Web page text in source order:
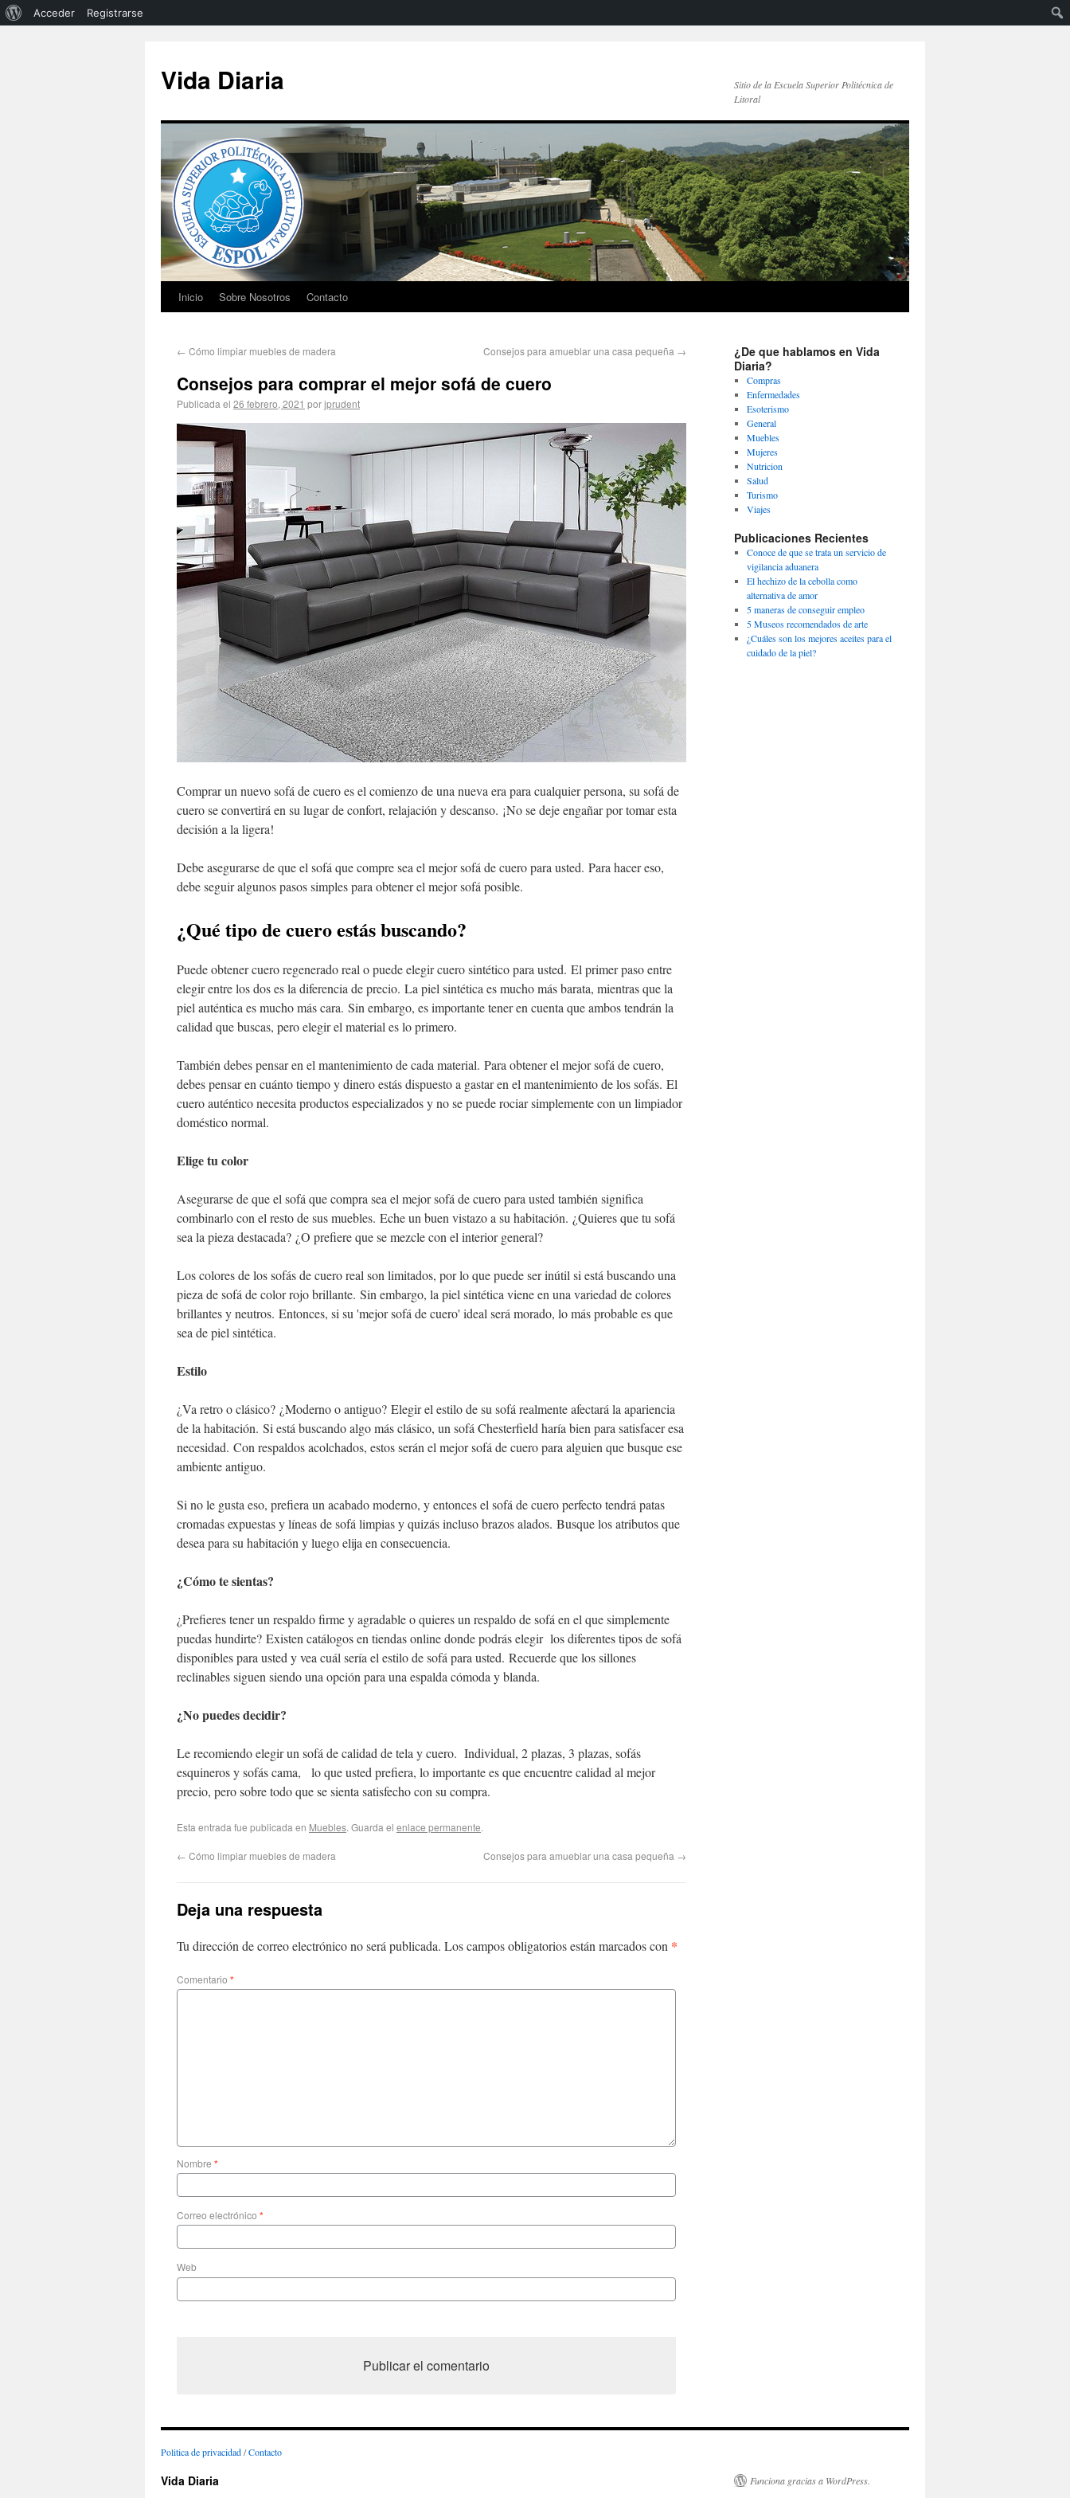
Vida Diaria
Sitio de la Escuela Superior Politécnica de
Litoral
Inicio Sobre Nosotros Contacto
← Cómo limpiar muebles de madera Consejos para amueblar una casa pequeña →
Consejos para comprar el mejor sofá de cuero
Publicada el 26 febrero, 2021 porjprudent
Comprar un nuevo sofá de cuero es el comienzo de una nueva era para cualquier persona, su sofá de
cuero se convertirá en su lugar de confort, relajación y descanso. ¡No se deje engañar por tomar esta
decisión a la ligera!
Debe asegurarse de que el sofá que compre sea el mejor sofá de cuero para usted. Para hacer eso,
debe seguir algunos pasos simples para obtener el mejor sofá posible.
¿Qué tipo de cuero estás buscando?
Puede obtener cuero regenerado real o puede elegir cuero sintético para usted. El primer paso entre
elegir entre los dos es la diferencia de precio. La piel sintética es mucho más barata, mientras que la
piel auténtica es mucho más cara. Sin embargo, es importante tener en cuenta que ambos tendrán la
calidad que buscas, pero elegir el material es lo primero.
También debes pensar en el mantenimiento de cada material. Para obtener el mejor sofá de cuero,
debes pensar en cuánto tiempo y dinero estás dispuesto a gastar en el mantenimiento de los sofás. El
cuero auténtico necesita productos especializados y no se puede rociar simplemente con un limpiador
doméstico normal.
Elige tu color
Asegurarse de que el sofá que compra sea el mejor sofá de cuero para usted también significa
combinarlo con el resto de sus muebles. Eche un buen vistazo a su habitación. ¿Quieres que tu sofá
sea la pieza destacada? ¿O prefiere que se mezcle con el interior general?
Los colores de los sofás de cuero real son limitados, por lo que puede ser inútil si está buscando una
pieza de sofá de color rojo brillante. Sin embargo, la piel sintética viene en una variedad de colores
brillantes y neutros. Entonces, si su 'mejor sofá de cuero' ideal será morado, lo más probable es que
sea de piel sintética.
Estilo
¿Va retro o clásico? ¿Moderno o antiguo? Elegir el estilo de su sofá realmente afectará la apariencia
de la habitación. Si está buscando algo más clásico, un sofá Chesterfield haría bien para satisfacer esa
necesidad. Con respaldos acolchados, estos serán el mejor sofá de cuero para alguien que busque ese
ambiente antiguo.
Si no le gusta eso, prefiera un acabado moderno, y entonces el sofá de cuero perfecto tendrá patas
cromadas expuestas y líneas de sofá limpias y quizás incluso brazos alados. Busque los atributos que
desea para su habitación y luego elija en consecuencia.
¿Cómo te sientas?
¿Prefieres tener un respaldo firme y agradable o quieres un respaldo de sofá en el que simplemente
puedas hundirte? Existen catálogos en tiendas online donde podrás elegir los diferentes tipos de sofá
disponibles para usted y vea cuál sería el estilo de sofá para usted. Recuerde que los sillones
reclinables siguen siendo una opción para una espalda cómoda y blanda.
¿No puedes decidir?
Le recomiendo elegir un sofá de calidad de tela y cuero. Individual, 2 plazas, 3 plazas, sofás
esquineros y sofás cama, lo que usted prefiera, lo importante es que encuentre calidad al mejor
precio, pero sobre todo que se sienta satisfecho con su compra.
Esta entrada fue publicada en Muebles. Guarda el enlace permanente.
← Cómo limpiar muebles de madera Consejos para amueblar una casa pequeña →
Deja una respuesta
Tu dirección de correo electrónico no será publicada. Los campos obligatorios están marcados con *
Comentario *
Nombre *
Correo electrónico *
Web
¿De que hablamos en Vida
Diaria?
Compras
Enfermedades
Esoterismo
General
Muebles
Mujeres
Nutricion
Salud
Turismo
Viajes
Publicaciones Recientes
Conoce de que se trata un servicio de
vigilancia aduanera
El hechizo de la cebolla como
alternativa de amor
5 maneras de conseguir empleo
5 Museos recomendados de arte
¿Cuáles son los mejores aceites para el
cuidado de la piel?
Politica de privacidad/Contacto
Vida Diaria Funciona gracias a WordPress.
Acceder Registrarse